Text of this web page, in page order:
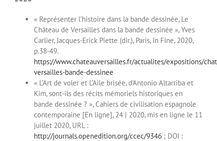
« Représenter l’histoire dans la bande dessinée, Le
Château de Versailles dans la bande dessinée », Yves
Carlier, Jacques-Erick Piette (dir.), Paris, In Fine, 2020,
p.38-49.
https://www.chateauversailles.fr/actualites/expositions/
versailles-bande-dessinee
« L’Art de voler et L’Aile brisée, d’Antonio Altarriba et
Kim, sont-ils des récits mémoriels historiques en
bande dessinée ? », Cahiers de civilisation espagnole
contemporaine [En ligne], 24 | 2020, mis en ligne le 11
juillet 2020, URL :
http://journals.openedition.org/ccec/9346 ; DOI :